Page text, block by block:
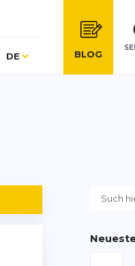
Sprache
DE BLOG